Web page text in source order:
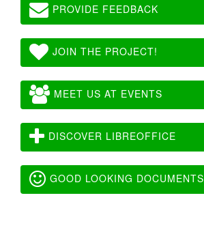
PROVIDE FEEDBACK
JOIN THE PROJECT!
MEET US AT EVENTS
DISCOVER LIBREOFFICE
GOOD LOOKING DOCUMENTS